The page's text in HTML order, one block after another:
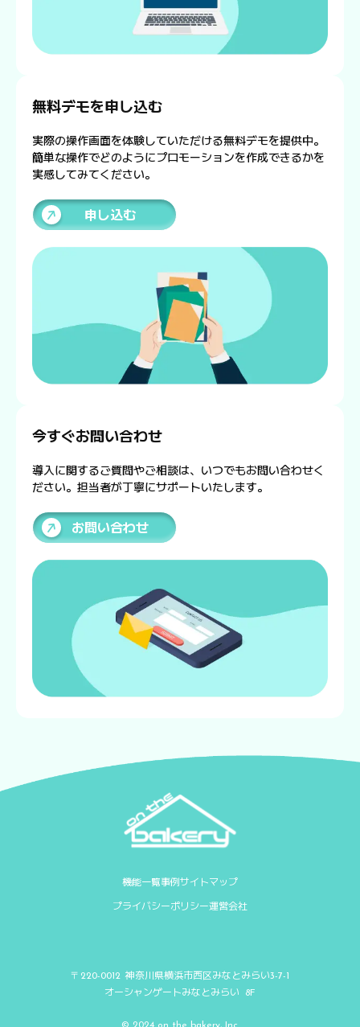
無料デモを申し込む
実際の操作画面を体験していただける無料デモを提供中。
簡単な操作でどのようにプロモーションを作成できるかを
実感してみてください。
申し込む
今すぐお問い合わせ
導入に関するご質問やご相談は、いつでもお問い合わせく
ださい。担当者が丁寧にサポートいたします。
お問い合わせ
機能一覧事例サイトマップ
プライバシーポリシー運営会社
〒220-0012 神奈川県横浜市西区みなとみらい3-7-1
オーシャンゲートみなとみらい 8F